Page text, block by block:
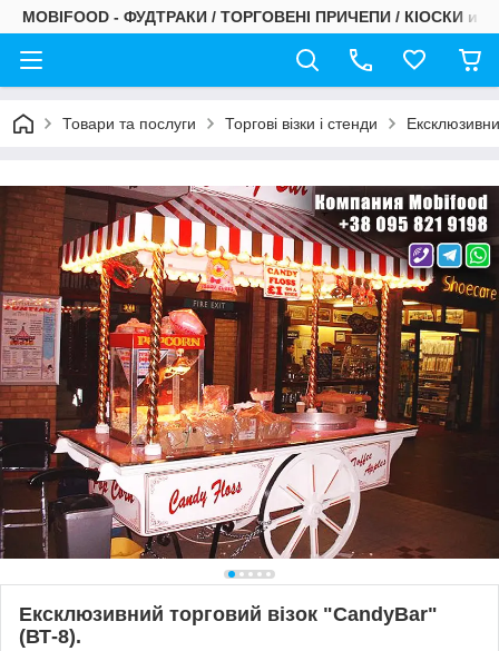
MOBIFOOD - ФУДТРАКИ / ТОРГОВЕНІ ПРИЧЕПИ / КІОСКИ и
Товари та послуги Торгові візки і стенди
Ексклюзивний торговий візок "CandyBar"
(ВТ-8).